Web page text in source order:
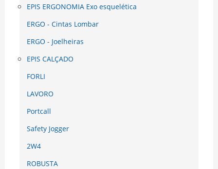
EPIS ERGONOMIA Exo esquelética
ERGO - Cintas Lombar
ERGO - Joelheiras
EPIS CALÇADO
FORLI
LAVORO
Portcall
Safety Jogger
2W4
ROBUSTA